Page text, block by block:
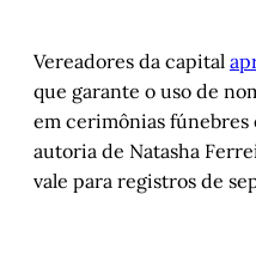
Vereadores da capital
que garante o uso de
em cerimônias fúnebres
autoria de Natasha
vale para registros de